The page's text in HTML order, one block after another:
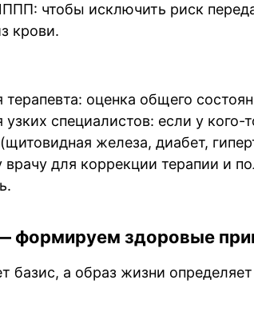
чтобы исключить риск
крови.
терапевта: оценка общего
узких специалистов: если у кого-
железа, диабет,
для коррекции терапии и
формируем здоровые
базис, а образ жизни